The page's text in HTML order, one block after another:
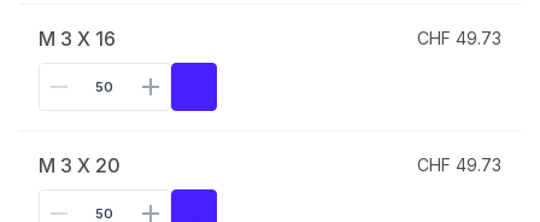
M 3 X 16 CHF 49.73
M 3 X 20 CHF 49.73